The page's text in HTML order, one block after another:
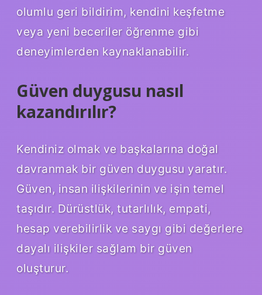
olumlu geri bildirim, kendini keşfetme
veya yeni beceriler öğrenme gibi
deneyimlerden kaynaklanabilir.
Güven duygusu nasıl
kazandırılır?
Kendiniz olmak ve başkalarına doğal
davranmak bir güven duygusu yaratır.
Güven, insan ilişkilerinin ve işin temel
taşıdır. Dürüstlük, tutarlılık, empati,
hesap verebilirlik ve saygı gibi değerlere
dayalı ilişkiler sağlam bir güven
oluşturur.